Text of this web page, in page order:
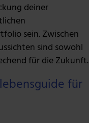
deiner
sein. Zwischen
sind sowohl
für die Zukunft.
für